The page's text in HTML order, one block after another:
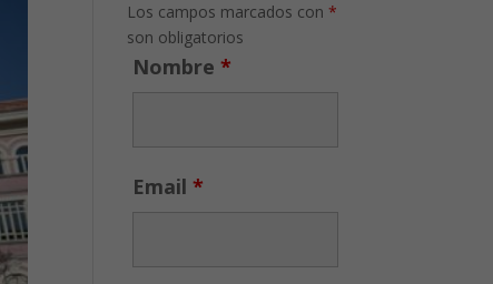
Los campos marcados con*
son obligatorios
Nombre*
Email*